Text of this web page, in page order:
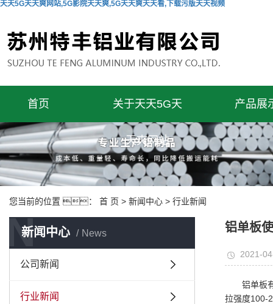
天天5G天天爽网站,5G影院天天爽,5G天天爽天天看,下载污版天天视频
首页 关于天天5G天
天爽网站
产品展
您当前的位置 ： 首 页 > 新闻中心 > 行业新闻
新闻中心 News
N
公司新闻
行业新闻
铝单板
2021-
铝单板
拉强度